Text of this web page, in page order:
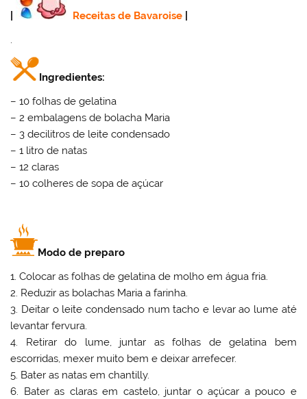
Receitas de Bavaroise
.
Ingredientes:
– 10 folhas de gelatina
– 2 embalagens de bolacha Maria
– 3 decilitros de leite condensado
– 1 litro de natas
– 12 claras
– 10 colheres de sopa de açúcar
Modo de preparo
1. Colocar as folhas de gelatina de molho em água fria.
2. Reduzir as bolachas Maria a farinha.
3. Deitar o leite condensado num tacho e levar ao lume até
levantar fervura.
4. Retirar do lume, juntar as folhas de gelatina bem
escorridas, mexer muito bem e deixar arrefecer.
5. Bater as natas em chantilly.
6. Bater as claras em castelo, juntar o açúcar a pouco e